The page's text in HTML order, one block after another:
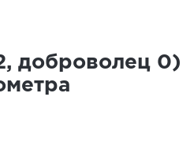
, доброволец 0)